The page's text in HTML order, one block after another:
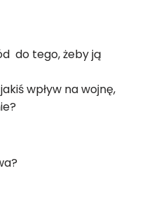
do tego, żeby ją
wpływ na wojnę,